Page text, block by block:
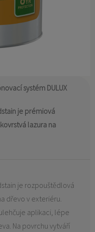
systém DULUX
je prémiová
lazura na
je rozpouštědlová
dřevo v exteriéru.
aplikaci, lépe
Na povrchu vytváří